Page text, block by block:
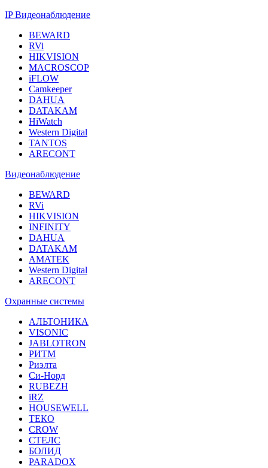
IP Видеонаблюдение
BEWARD
RVi
HIKVISION
MACROSCOP
iFLOW
Camkeeper
DAHUA
DATAKAM
HiWatch
Western Digital
TANTOS
ARECONT
Видеонаблюдение
BEWARD
RVi
HIKVISION
INFINITY
DAHUA
DATAKAM
AMATEK
Western Digital
ARECONT
Охранные системы
АЛЬТОНИКА
VISONIC
JABLOTRON
РИТМ
Риэлта
Си-Норд
RUBEZH
iRZ
HOUSEWELL
ТЕКО
CROW
СТЕЛС
БОЛИД
PARADOX